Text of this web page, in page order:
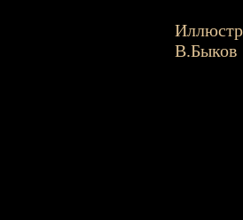
В.Быков